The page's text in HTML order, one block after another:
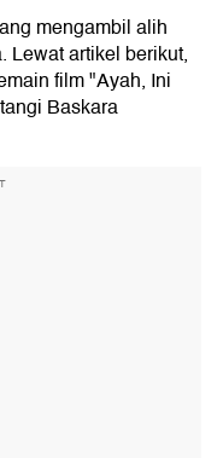
mengambil alih
Lewat artikel berikut,
film "Ayah, Ini
Baskara